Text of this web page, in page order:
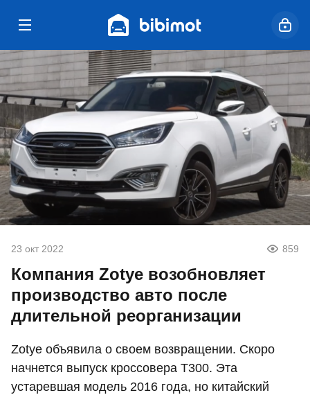
23 окт 2022 859
Компания Zotye возобновляет
производство авто после
длительной реорганизации
Zotye объявила о своем возвращении. Скоро
начнется выпуск кроссовера Т300. Эта
устаревшая модель 2016 года, но китайский